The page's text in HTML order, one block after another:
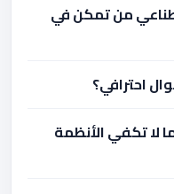
من تمكن في
احترافي؟
لا تكفي الأنظمة